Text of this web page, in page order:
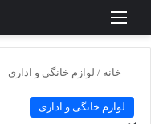
منو
خانه / لوازم خانگی و اداری
لوازم خانگی و اداری